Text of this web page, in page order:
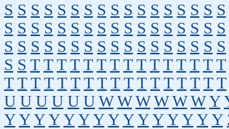
S S S S S S S S S S S S S S S S S
S S S S S S S S S S S S S S S S S
S S S S S S S S S S S S S S S S S
S S T T T T T T T T T T T T T T T
T T T T T T T T T T T T T T T T T
U U U U U U W W W W W W Y
Y Y Y Y Y Y Y Y Y Y Y Y Y Y Y